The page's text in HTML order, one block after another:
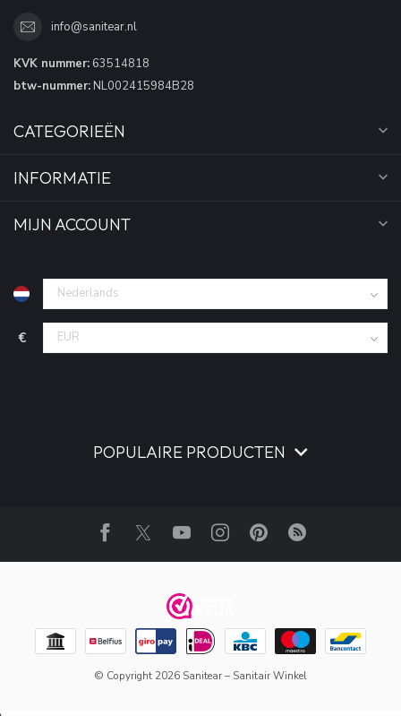
info@sanitear.nl
KVK nummer: 63514818
btw-nummer: NL002415984B28
CATEGORIEËN
INFORMATIE
MIJN ACCOUNT
€
POPULAIRE PRODUCTEN
© Copyright 2026 Sanitear – Sanitair Winkel